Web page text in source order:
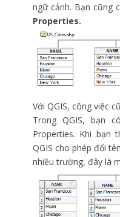
ngữ cảnh. Bạn cũng
Properties.
Với QGIS, công việc
Trong QGIS, bạn
Properties. Khi bạn
QGIS cho phép đổi
nhiều trường, đây là